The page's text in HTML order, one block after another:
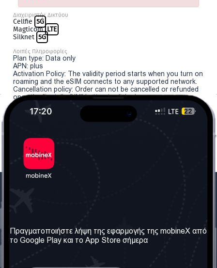
Διαχειριστής Δικτύου
Cellfie 5G
Magticom LTE
Silknet 5G
Λοιπές Πληροφορίες
Plan type: Data only
APN: plus
Activation Policy: The validity period starts when you turn on
roaming and the eSIM connects to any supported network.
Cancellation policy: Order can not be cancelled or refunded
once the "install eSIM" button is clicked.
Σχετικά με εμάς
Οι Υπηρεσίες μας
Όροι & Προϋποθέσεις
Πολιτική Απορρήτου
Πραγματοποιήστε λήψη της εφαρμογής της mobineX από
το Google Play και το App Store σήμερα